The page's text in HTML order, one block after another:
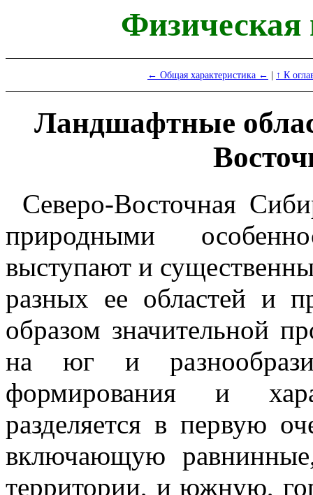
← Общая характеристика ← | ↑ К
Ландшафтные
Северо-Восточная
природными
выступают и
разных ее областей и
образом значительной
на юг и
формирования и
разделяется в первую
включающую
территории, и южную,